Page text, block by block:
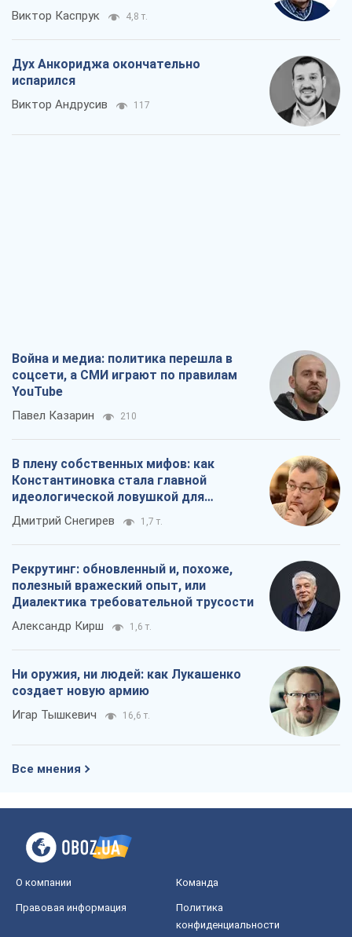
Виктор Каспрук 4,8 т.
Дух Анкориджа окончательно
испарился
Виктор Андрусив 117
Война и медиа: политика перешла в
соцсети, а СМИ играют по правилам
YouTube
Павел Казарин 210
В плену собственных мифов: как
Константиновка стала главной
идеологической ловушкой для
российских оккупантов
Дмитрий Снегирев 1,7 т.
Рекрутинг: обновленный и, похоже,
полезный вражеский опыт, или
Диалектика требовательной трусости
Александр Кирш 1,6 т.
Ни оружия, ни людей: как Лукашенко
создает новую армию
Игар Тышкевич 16,6 т.
Все мнения
О компании Команда
Правовая информация
Политика
конфиденциальности